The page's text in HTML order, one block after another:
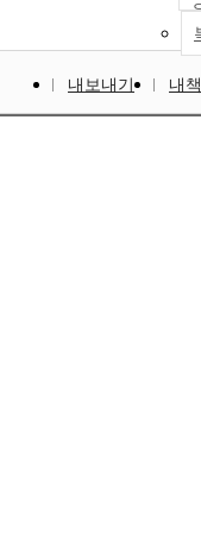
내보내기 내